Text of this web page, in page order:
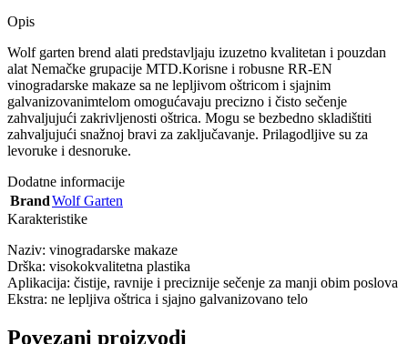
Opis
Wolf garten brend alati predstavljaju izuzetno kvalitetan i pouzdan
alat Nemačke grupacije MTD.Korisne i robusne RR-EN
vinogradarske makaze sa ne lepljivom oštricom i sjajnim
galvanizovanimtelom omogućavaju precizno i čisto sečenje
zahvaljujući zakrivljenosti oštrica. Mogu se bezbedno skladištiti
zahvaljujući snažnoj bravi za zaključavanje. Prilagodljive su za
levoruke i desnoruke.
Dodatne informacije
BrandWolf Garten
Karakteristike
Naziv: vinogradarske makaze
Drška: visokokvalitetna plastika
Aplikacija: čistije, ravnije i preciznije sečenje za manji obim poslova
Ekstra: ne lepljiva oštrica i sjajno galvanizovano telo
Povezani proizvodi